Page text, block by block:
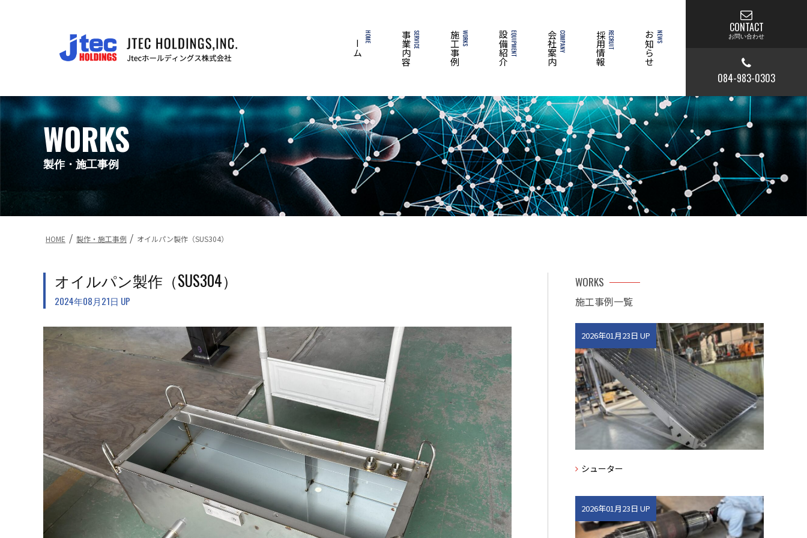
HOME
ホーム SERVICE
事業内容 WORKS
施工事例 EQUIPMENT
設備紹介 COMPANY
会社案内 RECRUIT
採用情報 NEWS
お知らせ
CONTACT
お問い合わせ
084-983-0303
WORKS
製作・施工事例
HOME / 製作・施工事例 / オイルパン製作（SUS304）
オイルパン製作（SUS304）
2024年08月21日 UP
WORKS
施工事例一覧
2026年01月23日 UP
シューター
2026年01月23日 UP